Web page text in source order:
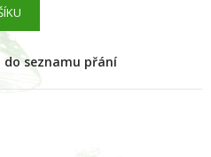
do seznamu přání